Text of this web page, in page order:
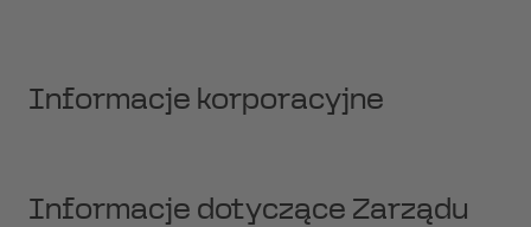
Informacje korporacyjne
Informacje dotyczące Zarządu